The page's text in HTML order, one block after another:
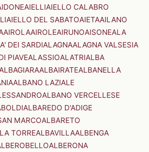
AIELLIAIELLO CALABRO
AIELLO DEL SABATOAIETAAILANO
AIROLAAIROLEAIRUNOAISONEALA
DEI SARDIALAGNAALAGNA VALSESIA
PIAVEALASSIOALATRIALBA
ALBAIRATEALBANELLA
ALBANO LAZIALE
ALBANO VERCELLESE
ALBAREDO D'ADIGE
MARCOALBARETO
TORREALBAVILLAALBENGA
ALBERONA